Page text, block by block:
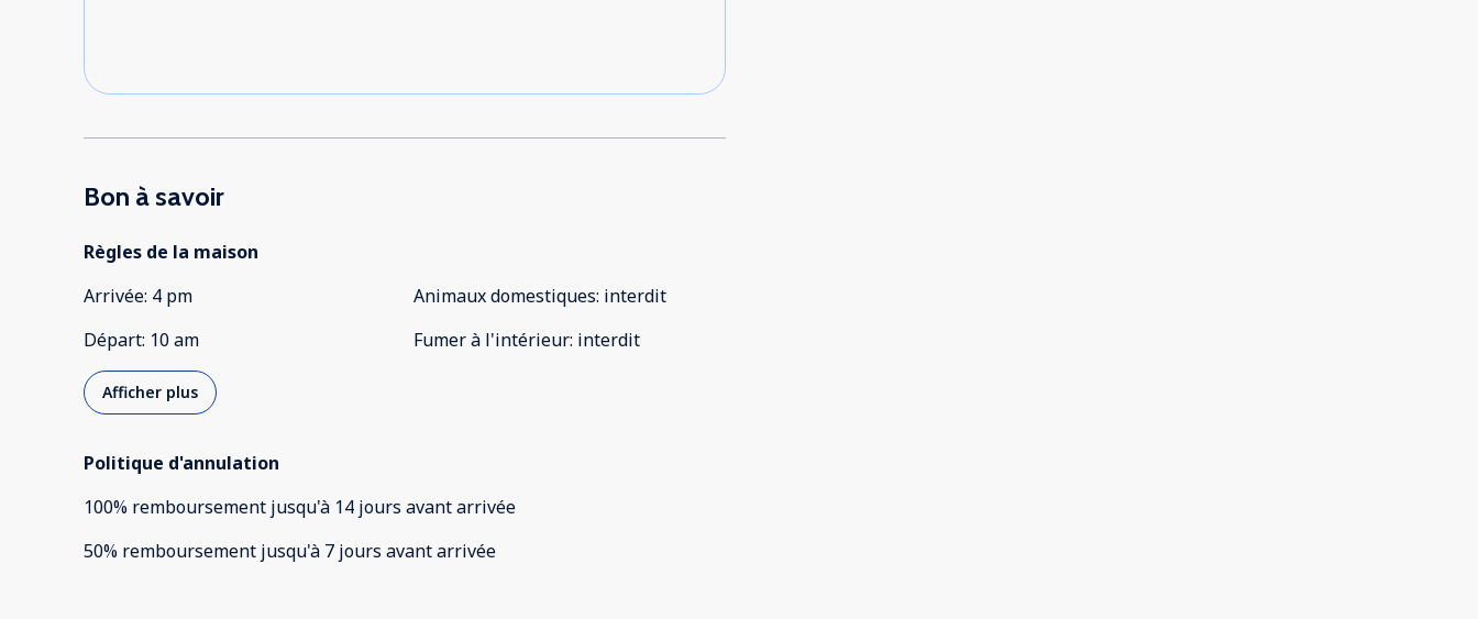
Bon à savoir
Règles de la maison
Arrivée: 4 pm
Départ: 10 am
Animaux domestiques: interdit
Fumer à l'intérieur: interdit
Afficher plus
Politique d'annulation
100% remboursement jusqu'à 14 jours avantarrivée
50% remboursement jusqu'à 7 jours avantarrivée